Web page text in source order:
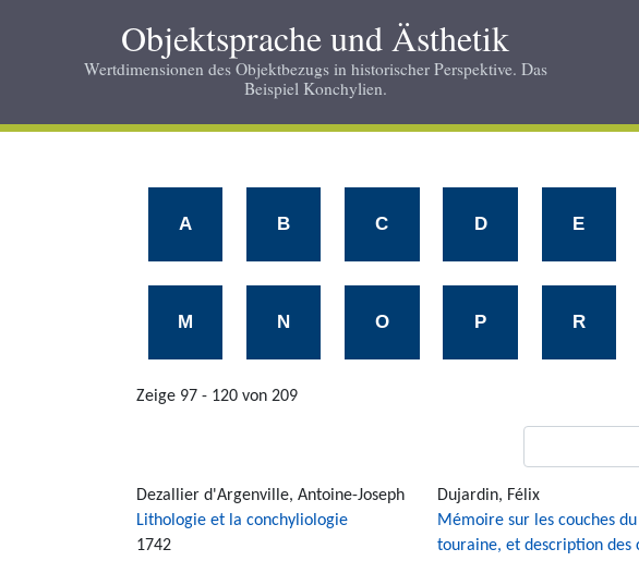
Objektsprache und Ästhetik
Wertdimensionen des Objektbezugs in historischer Perspektive. Das
Beispiel Konchylien.
A B C D E
M N O P R
Zeige 97 - 120 von 209
Dezallier d'Argenville, Antoine-Joseph
Lithologie et la conchyliologie
1742
Dujardin, Félix
Mémoire sur les couches
touraine, et description des